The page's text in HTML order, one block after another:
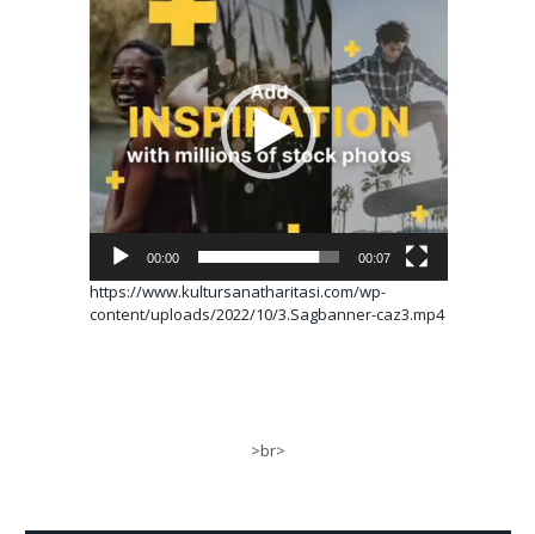
oynatıcı
00:00 00:07
https://www.kultursanatharitasi.com/wp-
content/uploads/2022/10/3.Sagbanner-caz3.mp4
>br>